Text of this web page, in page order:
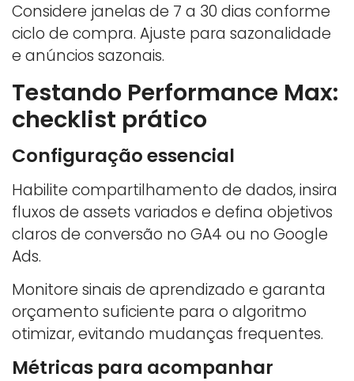
Considere janelas de 7 a 30 dias conforme
ciclo de compra. Ajuste para sazonalidade
e anúncios sazonais.
Testando Performance Max:
checklist prático
Configuração essencial
Habilite compartilhamento de dados, insira
fluxos de assets variados e defina objetivos
claros de conversão no GA4 ou no Google
Ads.
Monitore sinais de aprendizado e garanta
orçamento suficiente para o algoritmo
otimizar, evitando mudanças frequentes.
Métricas para acompanhar